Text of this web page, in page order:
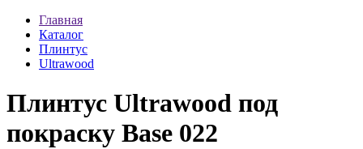
Главная
Каталог
Плинтус
Ultrawood
Плинтус Ultrawood под
покраску Base 022